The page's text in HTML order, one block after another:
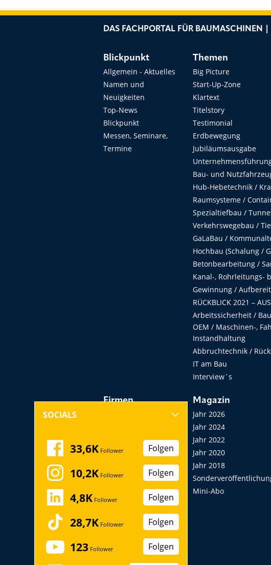
DAS FACHPORTAL FÜR BAUMASCHINEN
Blickpunkt
Allgemein - Aktuelles
Namen und
Neuigkeiten
Top-News
Blickpunkt
Messen, Seminare,
Termine
Themen
Big Picture
Start-Up-Zone
Klartext
Titelstory
Testimonial
Erdbewegung
Jubiläumsausgabe
Bau- und
Hub-Hebetechnik /
Raumsysteme /
Spezialtiefbau /
Verkehrswegebau /
GaLaBau /
Hochbau (Schalung /
Betonbearbeitung /
Kanal-, Rohrleitungs-
Gewinnung /
RÜCKBLICK 2021 –
Arbeitssicherheit /
OEM / Maschinen-,
Instandhaltung
Abbruchtechnik /
IT am Bau
Interview´s
Firmen
Messen, Seminare,
Kongresse
Startup
Magazin
Jahr 2026
Jahr 2024
Jahr 2022
Jahr 2020
Jahr 2018
Mini-Abo
SOCIALS
33,6K Follower Folgen
10,2K Follower Folgen
4,8K Follower Folgen
28,7K Follower Folgen
123 Follower Folgen